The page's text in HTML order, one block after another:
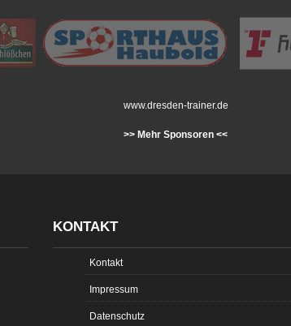
www.dresden-trainer.de
>> Mehr Sponsoren <<
KONTAKT
Kontakt
Impressum
Datenschutz